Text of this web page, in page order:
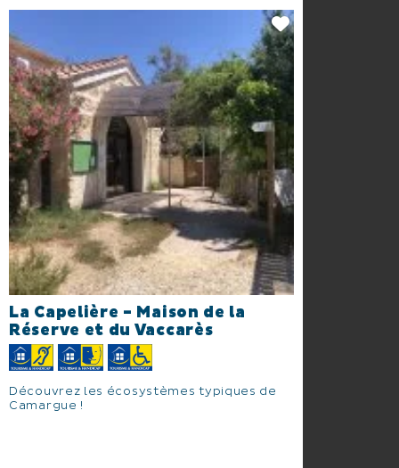
La Capelière - Maison de la
Réserve et du Vaccarès
Découvrez les écosystèmes typiques de
Camargue !